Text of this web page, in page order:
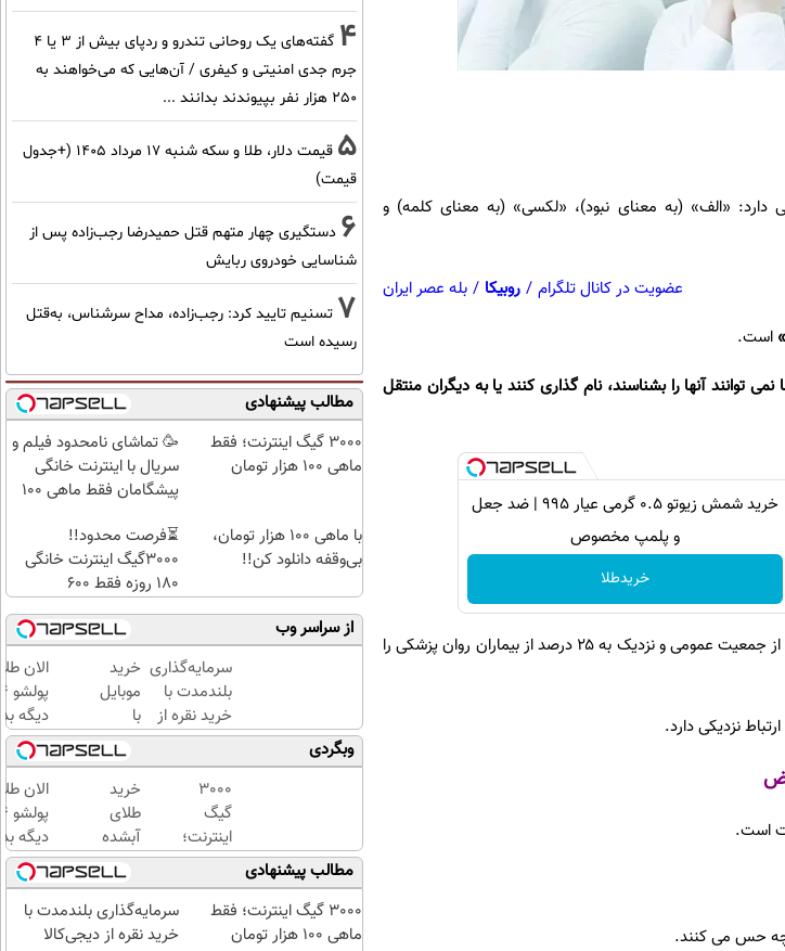
۱۹۷۰ ابدع شد و ریشه یونانی دارد: «الف» (به معنای نبود)، «لکسی» (به معنای کلمه) و
عضویت در کانال تلگرام / روبیکا / بله عصر ایران
است.
توانند آنها را بشناسند، نام گذاری کنند یا به دیگران منتقل
خرید شمش زیوتو ۰.۵ گرمی عیار ۹۹۵ | ضد جعل
و پلمپ مخصوص
خریدطلا
پژوهش ها نشان می دهد که الکسی تایمیا حدود ۱۰ تا ۲۰ درصد از جمعیت عمومی و نزدیک به ۲۵ درصد از بیماران روان پزشکی را
ارتباط نزدیکی دارد.
است.
حس می کنند.
4
گفته‌های یک روحانی تندرو و ردپای بیش از ۳ یا ۴
جرم جدی امنیتی و کیفری / آن‌هایی که می‌خواهند به
۲۵۰ هزار نفر بپیوندند بدانند ...
5
قیمت دلار، طلا و سکه شنبه ۱۷ مرداد ۱۴۰۵ (+جدول
قیمت)
6 دستگیری چهار متهم قتل حمیدرضا رجب‌زاده پس از
شناسایی خودروی ربایش
7 تسنیم تایید کرد: رجب‌زاده، مداح سرشناس، به‌قتل
رسیده است
مطالب پیشنهادی
3000 گیگ اینترنت؛ فقط
ماهی 100 هزار تومان
🥳 تماشای نامحدود فیلم و
سریال با اینترنت خانگی
پیشگامان فقط ماهی 100
با ماهی 100 هزار تومان،
بی‌وقفه دانلود کن!!
⏳فرصت محدود!!
3000گیگ اینترنت خانگی
180 روزه فقط 600
هزارتومان!!
از سراسر وب
سرمایه‌گذاری
بلندمدت با
خرید نقره از
دیجی‌کالا
خرید
موبایل
با
اسنپ
پی | در
۴
قسط
بدون
سود و
کارمزد!
الان
دیگه
طلا با
بی‌بهره
وبگردی
3000
گیگ
اینترنت؛
فقط
ماهی
100
هزار
خرید
طلای
آبشده
حتی با
۱۰۰هزارتومان
الان
دیگه
طلا با
بی‌بهره
مطالب پیشنهادی
3000 گیگ اینترنت؛ فقط
ماهی 100 هزار تومان
سرمایه‌گذاری بلندمدت با
خرید نقره از دیجی‌کالا